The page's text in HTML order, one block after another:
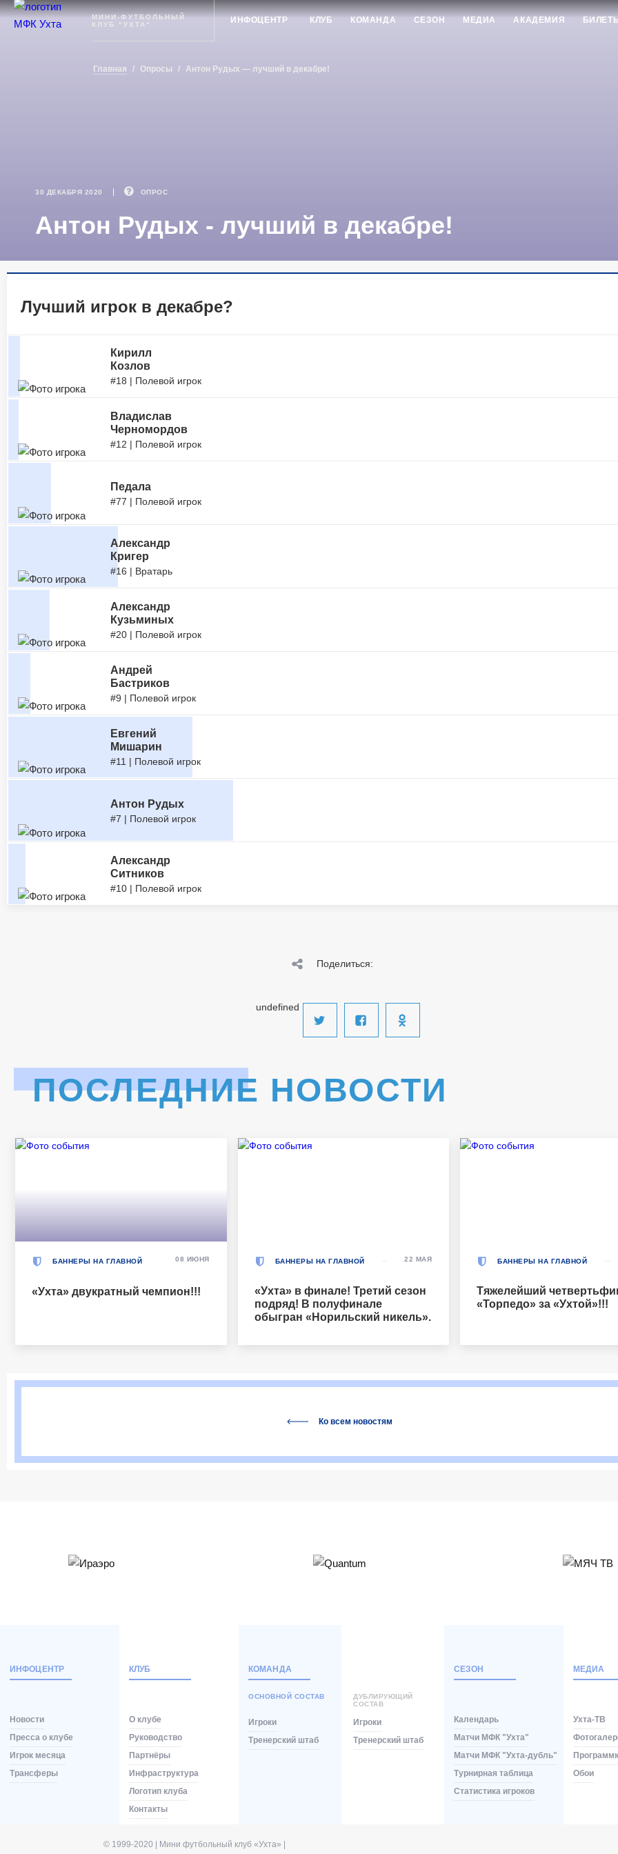
Ухта
МИНИ-ФУТБОЛЬНЫЙ
КЛУБ "УХТА"
ИНФОЦЕНТР КЛУБ КОМАНДА СЕЗОН МЕДИА АКАДЕМИЯ
Главная / Опросы / Антон Рудых — лучший в декабре!
30 ДЕКАБРЯ 2020 ОПРОС
Антон Рудых - лучший в декабре!
Лучший игрок в декабре?
Кирилл
Козлов
#18 | Полевой игрок
Владислав
Черномордов
#12 | Полевой игрок
Педала
#77 | Полевой игрок
Александр
Кригер
#16 | Вратарь
Александр
Кузьминых
#20 | Полевой игрок
Андрей
Бастриков
#9 | Полевой игрок
Евгений
Мишарин
#11 | Полевой игрок
Антон Рудых
#7 | Полевой игрок
Александр
Ситников
#10 | Полевой игрок
Поделиться:
undefined
ПОСЛЕДНИЕ НОВОСТИ
БАННЕРЫ НА ГЛАВНОЙ
«Ухта» двукратный чемпион!!!
08 ИЮНЯ БАННЕРЫ НА ГЛАВНОЙ
«Ухта» в финале! Третий сезон
подряд! В полуфинале
обыгран «Норильский никель».
22 МАЯ БАННЕРЫ НА ГЛАВНОЙ
Тяжелейший
«Торпедо» за «Ухтой»!!!
Ко всем новостям
ИНФОЦЕНТР
Новости
Пресса о клубе
Игрок месяца
Трансферы
КЛУБ
О клубе
Руководство
Партнёры
Инфраструктура
Логотип клуба
Контакты
КОМАНДА
ОСНОВНОЙ СОСТАВ
ДУБЛИРУЮЩИЙ
СОСТАВ
Игроки
Тренерский штаб
Игроки
Тренерский штаб
СЕЗОН
Календарь
Матчи МФК "Ухта"
Матчи МФК "Ухта-дубль"
Турнирная таблица
Статистика игроков
МЕДИА
Ухта-ТВ
Обои
© 1999-2020 | Мини футбольный клуб «Ухта» |